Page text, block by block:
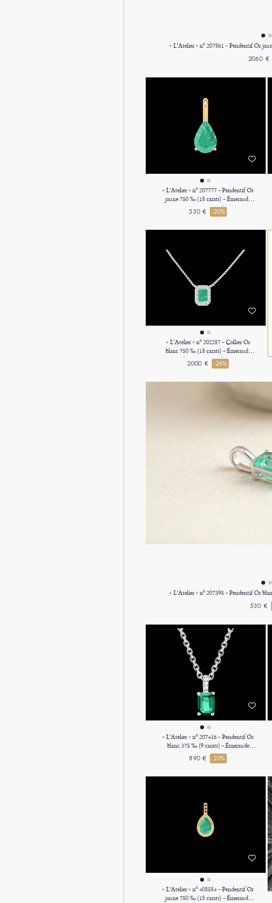
2060 €
« L'Atelier » nº 207777 - Pendentif Or
jaune 750 ‰ (18 carats) - Émeraude
Poire 0.3 carat - Pas de chaîne
530 € -20%
« L'Atelier » nº 202287 - Collier Or
blanc 750 ‰ (18 carats) - Émeraude
Rectangle 0.3 carat - Halo Diamant -
Chaîne Vénitienne
2000 € -26%
530 €
« L'Atelier » nº 207416 - Pendentif Or
blanc 375 ‰ (9 carats) - Émeraude
Rectangle 0.3 carat - Sertissage Diamant
- Chaîne Forçat
890 € -23%
« L'Atelier » nº 408584 - Pendentif Or
jaune 750 ‰ (18 carats) - Émeraude